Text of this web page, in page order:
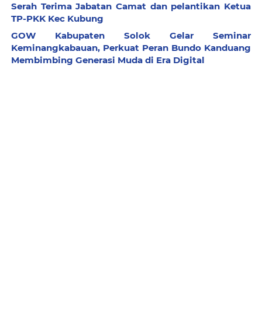
Serah Terima Jabatan Camat dan pelantikan Ketua
TP-PKK Kec Kubung
GOW Kabupaten Solok Gelar Seminar
Keminangkabauan, Perkuat Peran Bundo Kanduang
Membimbing Generasi Muda di Era Digital